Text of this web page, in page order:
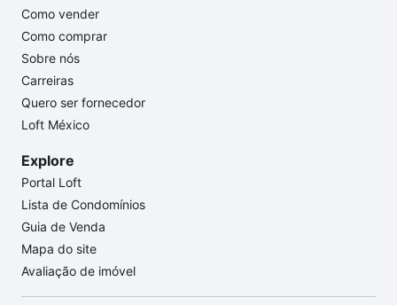
Como vender
Como comprar
Sobre nós
Carreiras
Quero ser fornecedor
Loft México
Explore
Portal Loft
Lista de Condomínios
Guia de Venda
Mapa do site
Avaliação de imóvel